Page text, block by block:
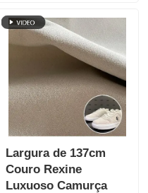
Largura de 137cm
Couro Rexine
Luxuoso Camurça